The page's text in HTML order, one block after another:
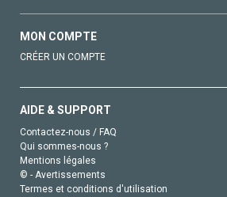
MON COMPTE
CRÉER UN COMPTE
AIDE & SUPPORT
Contactez-nous / FAQ
Qui sommes-nous ?
Mentions légales
© - Avertissements
Termes et conditions d'utilisation